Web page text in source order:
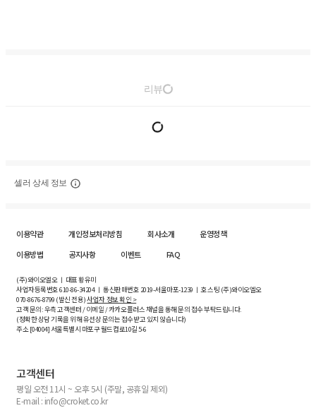
리뷰
셀러 상세 정보
이용약관 개인정보처리방침 회사소개
운영정책
이용방법
공지사항 이벤트 FAQ
(주)와이오엘오 ㅣ 대표 황유미
사업자등록번호610-86-34204ㅣ 통신판매번호 2019-서울마포-1239 ㅣ 호스팅 (주)와이오엘오
070-8676-8799 (발신 전용)사업자 정보 확인 >
고객 문의: 우측 고객센터 / 이메일 / 카카오플러스 채널을 통해 문의 접수 부탁드립니다.
(정확한 상담 기록을 위해 유선상 문의는 접수받고 있지 않습니다)
주소 [04004] 서울특별시 마포구 월드컵로10길5-6
고객센터
평일 오전 11시 ~ 오후 5시 (주말, 공휴일 제외)
E-mail : info@croket.co.kr